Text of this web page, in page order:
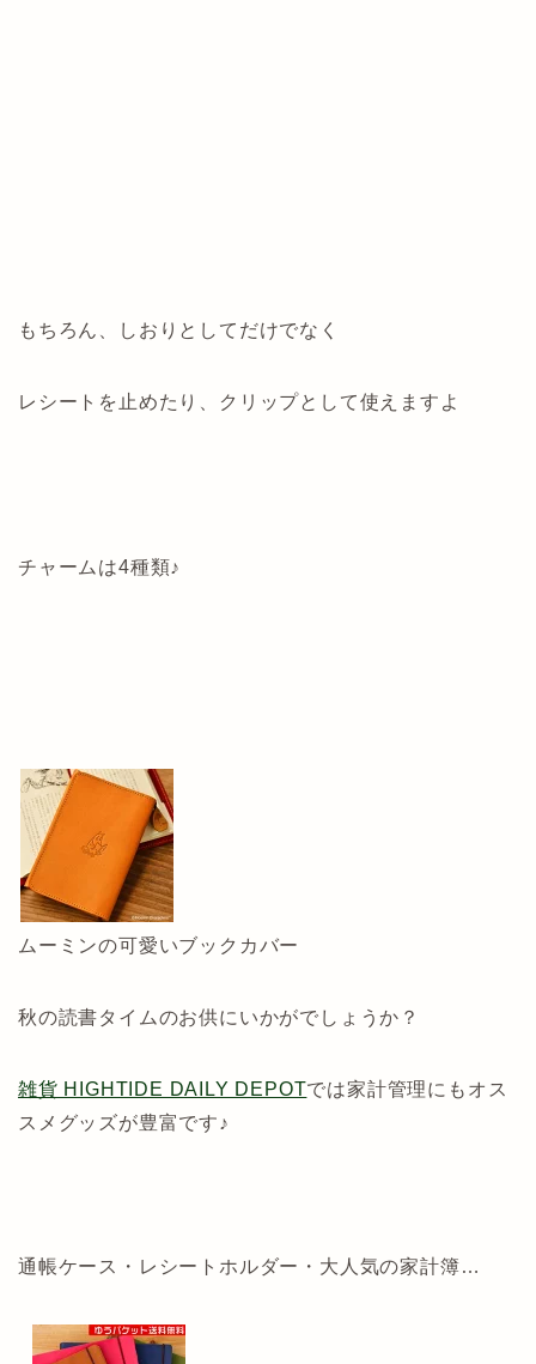
もちろん、しおりとしてだけでなく
レシートを止めたり、クリップとして使えますよ
チャームは4種類♪
ムーミンの可愛いブックカバー
秋の読書タイムのお供にいかがでしょうか？
雑貨 HIGHTIDE DAILY DEPOTでは家計管理にもオス
スメグッズが豊富です♪
通帳ケース・レシートホルダー・大人気の家計簿…